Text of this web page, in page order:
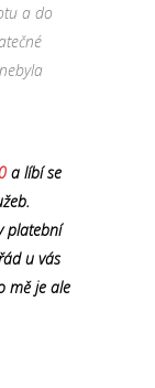
a do
a líbí se
platební
u vás
mě je ale